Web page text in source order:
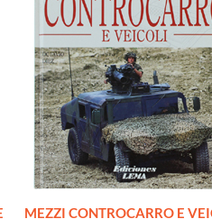
MEZZI CONTROCARRO E